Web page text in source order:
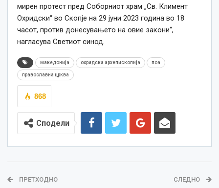
мирен протест пред Соборниот храм „Св. Климент
Охридски“ во Скопје на 29 јуни 2023 година во 18
часот, против донесувањето на овие закони“,
нагласува Светиот синод.
македонија охридска архепископија поа
православна црква
868
Сподели
ПРЕТХОДНО СЛЕДНО